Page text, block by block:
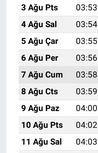
3 Ağu Pts
03:53
4 Ağu Sal
03:54
5 Ağu Çar
03:55
6 Ağu Per
03:56
7 Ağu Cum
03:58
8 Ağu Cts
03:59
9 Ağu Paz
04:00
10 Ağu Pts
04:02
11 Ağu Sal
04:03